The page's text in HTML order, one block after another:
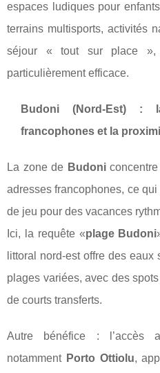
espaces ludiques pour
terrains multisports, activités
séjour « tout sur place »,
particulièrement efficace.
Budoni (Nord‑Est)
francophones et la
La zone de Budoniconcentre
adresses francophones, ce
de jeu pour des vacances
Ici, la requête «plage Budoni
littoral nord‑est offre des
plages variées, avec des
de courts transferts.
Autre bénéfice : l’accès
notamment Porto Ottiolu,